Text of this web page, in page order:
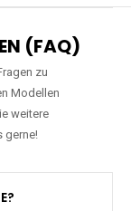
(FAQ)
zu
Modellen
weitere
gerne!